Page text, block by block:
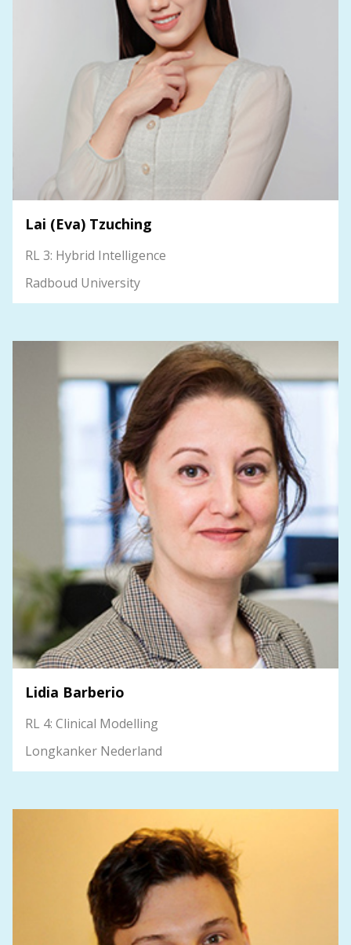
Lai (Eva) Tzuching
RL 3: Hybrid Intelligence
Radboud University
Lidia Barberio
RL 4: Clinical Modelling
Longkanker Nederland